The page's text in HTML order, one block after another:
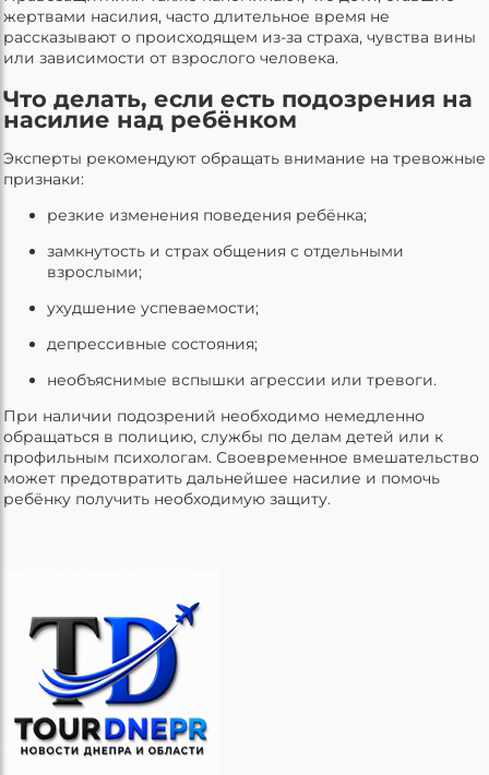
жертвами насилия, часто длительное время не
рассказывают о происходящем из-за страха, чувства вины
или зависимости от взрослого человека.
Что делать, если есть подозрения на
насилие над ребёнком
Эксперты рекомендуют обращать внимание на тревожные
признаки:
резкие изменения поведения ребёнка;
замкнутость и страх общения с отдельными
взрослыми;
ухудшение успеваемости;
депрессивные состояния;
необъяснимые вспышки агрессии или тревоги.
При наличии подозрений необходимо немедленно
обращаться в полицию, службы по делам детей или к
профильным психологам. Своевременное вмешательство
может предотвратить дальнейшее насилие и помочь
ребёнку получить необходимую защиту.